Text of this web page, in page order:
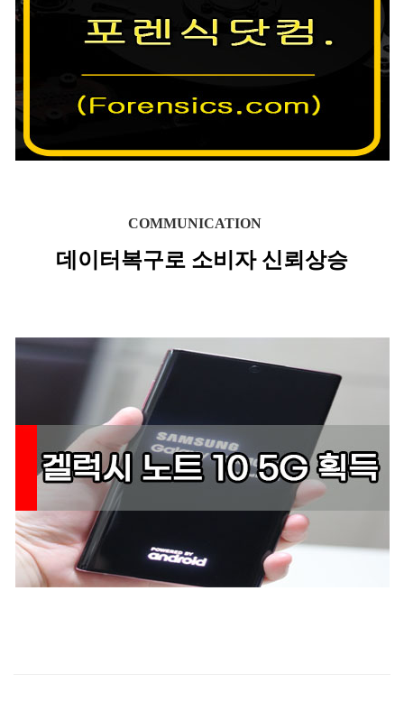
COMMUNICATION
데이터복구로 소비자 신뢰상승